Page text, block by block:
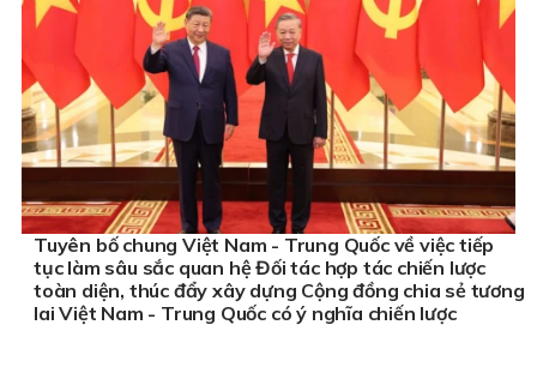
Tuyên bố chung Việt Nam - Trung Quốc về việc tiếp
tục làm sâu sắc quan hệ Đối tác hợp tác chiến lược
toàn diện, thúc đẩy xây dựng Cộng đồng chia sẻ tương
lai Việt Nam - Trung Quốc có ý nghĩa chiến lược